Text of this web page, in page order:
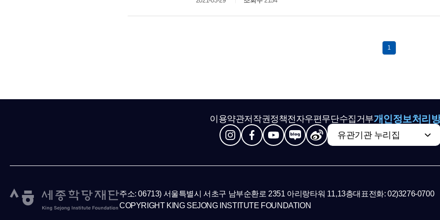
1
이용약관저작권정책전자우편무단수집거부개인정보처리
유관기관 누리집
주소: 06713) 서울특별시 서초구 남부순환로 2351 아리랑타워 11,13층대표전화: 02)3276-0700
COPYRIGHT KING SEJONG INSTITUTE FOUNDATION